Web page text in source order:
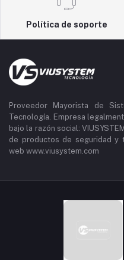
Política de soporte
Proveedor Mayorista de
Tecnología. Empresa
bajo la razón social:
de productos de seguridad y
web www.viusystem.com